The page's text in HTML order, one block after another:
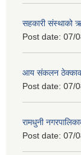
सहकारी संस्थाको
Post date: 07/
आय संकलन ठेक्काको
Post date: 07/
रामधुनी
Post date: 07/